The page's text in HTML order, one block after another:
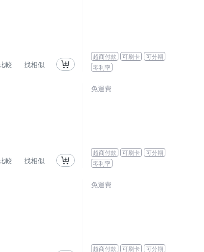
較 找相似
超商付款 可刷卡
可分期
零利率
較 找相似
免運費
超商付款 可刷卡
可分期
零利率
免運費
超商付款 可刷卡 可分期